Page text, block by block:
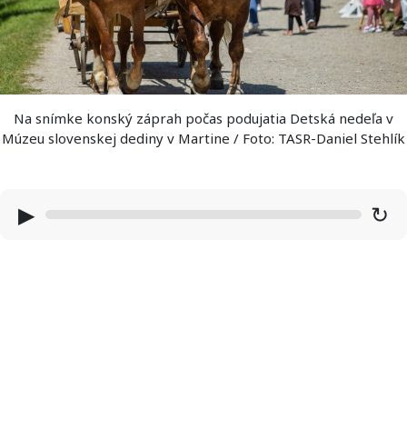
Na snímke konský záprah počas podujatia Detská nedeľa v
Múzeu slovenskej dediny v Martine / Foto: TASR-Daniel Stehlík
▶ ↻